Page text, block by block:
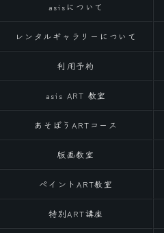
asisについて
レンタルギャラリーについて
利用予約
asis ART 教室
あそぼうARTコース
版画教室
ペイントART教室
特別ART講座